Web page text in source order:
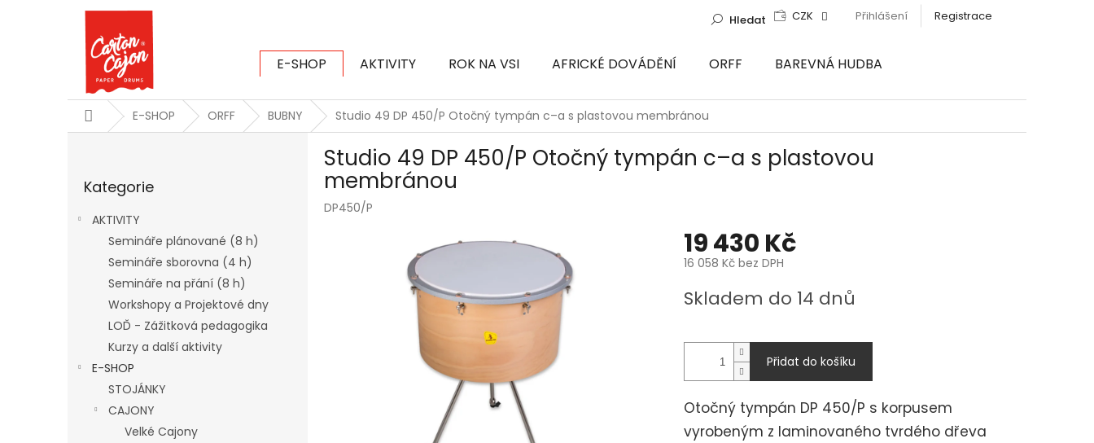
CZK Přihlášení Registrace
Hledat
E-SHOP AKTIVITY ROK NA VSI AFRICKÉ DOVÁDĚNÍ ORFF
BAREVNÁ HUDBA
DomůE-SHOP ORFF BUBNY Studio 49 DP 450/P Otočný tympán c–a s plastovou membránou
kategorie
Kategorie
AKTIVITY
Semináře plánované (8 h)
Semináře sborovna (4 h)
Semináře na přání (8 h)
Workshopy a Projektové dny
LOĎ - Zážitková pedagogika
Kurzy a další aktivity
E-SHOP
STOJÁNKY
CAJONY
Velké Cajony
Studio 49 DP 450/P Otočný tympán c–a s plastovou
membránou
DP450/P
19 430 Kč
16 058 Kč bez DPH
cena:
Skladem do 14 dnů
Přidat do košíku
Otočný tympán DP 450/P s korpusem
vyrobeným z laminovaného tvrdého dřeva